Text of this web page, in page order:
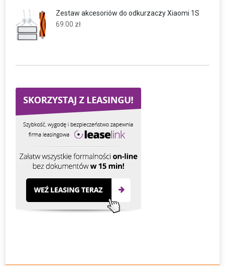
Zestaw akcesoriów do odkurzaczy Xiaomi 1S
69.00 zł